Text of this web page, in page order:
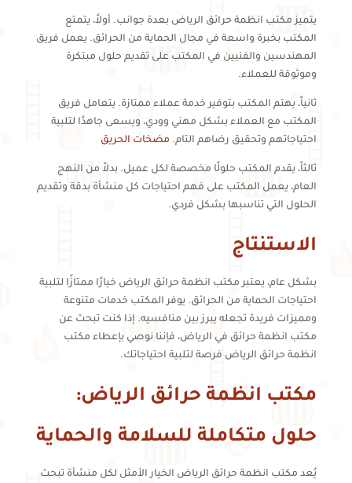
يتميز مكتب انظمة حرائق الرياض بعدة جوانب. أولاً، يتمتع
المكتب بخبرة واسعة في مجال الحماية من الحرائق. يعمل فريق
المهندسين والفنيين في المكتب على تقديم حلول مبتكرة
وموثوقة للعملاء.
ثانياً، يهتم المكتب بتوفير خدمة عملاء ممتازة. يتعامل فريق
المكتب مع العملاء بشكل مهني وودي، ويسعى جاهدًا لتلبية
احتياجاتهم وتحقيق رضاهم التام. مضخات الحريق
ثالثاً، يقدم المكتب حلولًا مخصصة لكل عميل. بدلاً من النهج
العام، يعمل المكتب على فهم احتياجات كل منشأة بدقة وتقديم
الحلول التي تناسبها بشكل فردي.
الاستنتاج
بشكل عام، يعتبر مكتب انظمة حرائق الرياض خيارًا ممتازًا لتلبية
احتياجات الحماية من الحرائق. يوفر المكتب خدمات متنوعة
ومميزات فريدة تجعله يبرز بين منافسيه. إذا كنت تبحث عن
مكتب انظمة حرائق في الرياض، فإننا نوصي بإعطاء مكتب
انظمة حرائق الرياض فرصة لتلبية احتياجاتك.
مكتب انظمة حرائق الرياض:
حلول متكاملة للسلامة والحماية
يُعد مكتب انظمة حرائق الرياض الخيار الأمثل لكل منشأة تبحث